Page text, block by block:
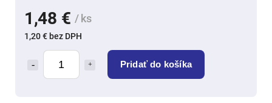
1,48 € / ks
1,20 € bez DPH
Pridať do košíka